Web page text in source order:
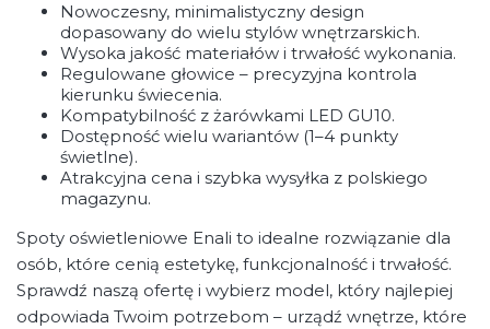
Nowoczesny, minimalistyczny design
dopasowany do wielu stylów wnętrzarskich.
Wysoka jakość materiałów i trwałość wykonania.
Regulowane głowice – precyzyjna kontrola
kierunku świecenia.
Kompatybilność z żarówkami LED GU10.
Dostępność wielu wariantów (1–4 punkty
świetlne).
Atrakcyjna cena i szybka wysyłka z polskiego
magazynu.
Spoty oświetleniowe Enali to idealne rozwiązanie dla
osób, które cenią estetykę, funkcjonalność i trwałość.
Sprawdź naszą ofertę i wybierz model, który najlepiej
odpowiada Twoim potrzebom – urządź wnętrze, które